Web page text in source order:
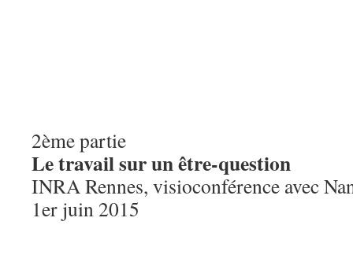
2ème partie
Le travail sur un être-question
INRA Rennes, visioconférence avec
1er juin 2015